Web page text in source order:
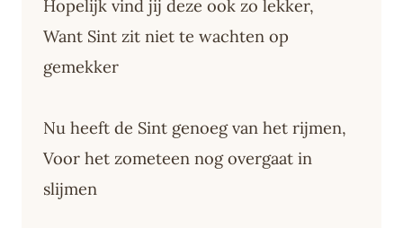
Hopelijk vind jij deze ook zo lekker,
Want Sint zit niet te wachten op
gemekker
Nu heeft de Sint genoeg van het rijmen,
Voor het zometeen nog overgaat in
slijmen